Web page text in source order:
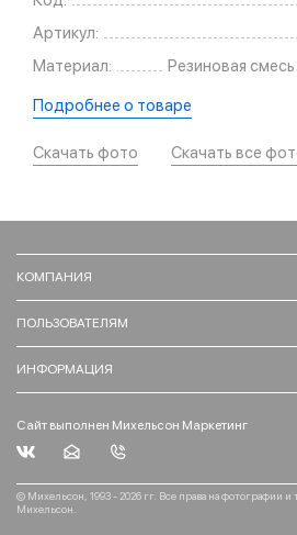
Артикул:
Материал:
Резиновая
Подробнее о товаре
Скачать фото Скачать все
КОМПАНИЯ
ПОЛЬЗОВАТЕЛЯМ
ИНФОРМАЦИЯ
Сайт выполнен Михельсон Маркетинг
© Михельсон, 1993 - 2026 гг. Все права на фотографии
Михельсон.